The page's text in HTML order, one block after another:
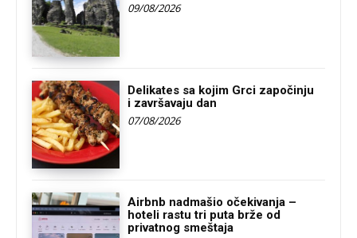
09/08/2026
Delikates sa kojim Grci započinju
i završavaju dan
07/08/2026
Airbnb nadmašio očekivanja –
hoteli rastu tri puta brže od
privatnog smeštaja